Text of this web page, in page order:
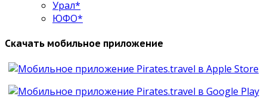
Урал*
ЮФО*
Скачать мобильное приложение